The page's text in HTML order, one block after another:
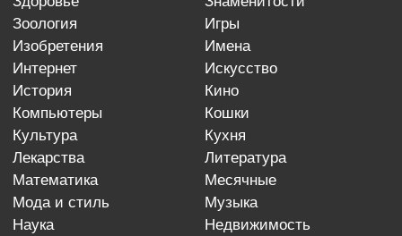
зоология
игры
изобретения
имена
интернет
искусство
история
кино
компьютеры
кошки
культура
кухня
лекарства
литература
математика
месячные
мода и стиль
музыка
наука
недвижимость